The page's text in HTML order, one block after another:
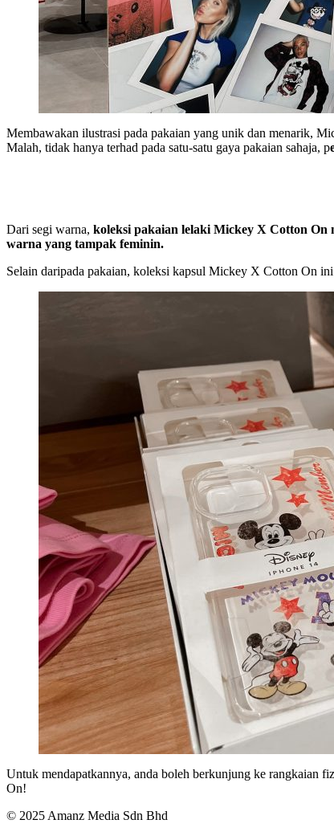
Membawakan ilustrasi pada pakaian yang unik dan menarik,
Malah, tidak hanya terhad pada satu-satu gaya pakaian sahaja, p
Dari segi warna, koleksi pakaian lelaki Mickey X Cotton
warna yang tampak feminin.
Selain daripada pakaian, koleksi kapsul Mickey X Cotton On
Untuk mendapatkannya, anda boleh berkunjung ke rangkaian
On!
© 2025 Amanz Media Sdn Bhd